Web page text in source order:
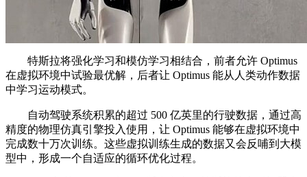
特斯拉将强化学习和模仿学习相结合，前者允许 Optimus
在虚拟环境中试验最优解，后者让 Optimus 能从人类动作数据
中学习运动模式。
自动驾驶系统积累的超过 500 亿英里的行驶数据，通过高
精度的物理仿真引擎投入使用，让 Optimus 能够在虚拟环境中
完成数十万次训练。这些虚拟训练生成的数据又会反哺到大模
型中，形成一个自适应的循环优化过程。